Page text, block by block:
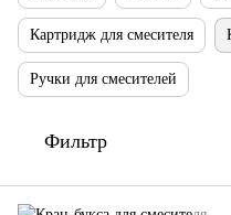
Картридж для смесителя
Ручки для смесителей
Фильтр